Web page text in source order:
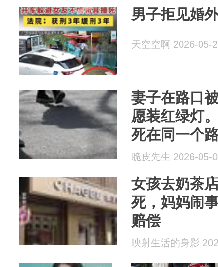
男子拒见婚
天空空啊 2026-05-
妻子在路口
愿装红绿灯
死在同一个
脆皮先生 2026-05-
女孩去奶茶
死，妈妈闹
赔偿
映射生活的身影